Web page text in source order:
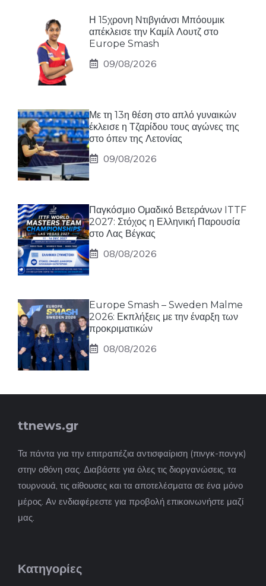
Η 15χρονη Ντιβγιάνσι Μπόουμικ
απέκλεισε την Καμίλ Λουτζ στο
Europe Smash
09/08/2026
Με τη 13η θέση στο απλό γυναικών
έκλεισε η Τζαρίδου τους αγώνες της
στο όπεν της Λετονίας
09/08/2026
Παγκόσμιο Ομαδικό Βετεράνων ITTF
2027: Στόχος η Ελληνική Παρουσία
στο Λας Βέγκας
08/08/2026
Europe Smash – Sweden Malme
2026: Εκπλήξεις με την έναρξη των
προκριματικών
08/08/2026
ttnews.gr
Τα πάντα για την επιτραπέζια αντισφαίριση (πινγκ-πονγκ)
στην οθόνη σας. Διαβάστε για όλες τις διοργανώσεις, τα
τουρνουά, τις αίθουσες και τα αποτελέσματα σε ένα μόνο
μέρος. Αν ενδιαφέρεστε για προβολή επικοινωνήστε μαζί
μας.
Κατηγορίες